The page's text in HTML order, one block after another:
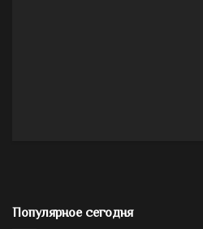
Популярное сегодня